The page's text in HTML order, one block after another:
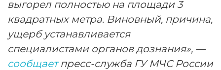
выгорел полностью на площади 3
квадратных метра. Виновный, причина,
ущерб устанавливается
специалистами органов дознания», —
сообщаетпресс-служба ГУ МЧС России